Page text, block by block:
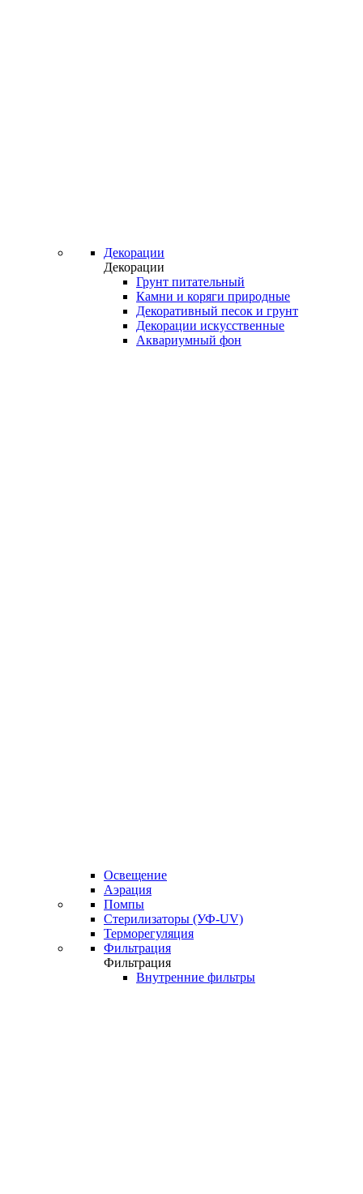
Декорации
Декорации
Грунт питательный
Камни и коряги природные
Декоративный песок и грунт
Декорации искусственные
Аквариумный фон
Освещение
Аэрация
Помпы
Стерилизаторы (УФ-UV)
Терморегуляция
Фильтрация
Фильтрация
Внутренние фильтры